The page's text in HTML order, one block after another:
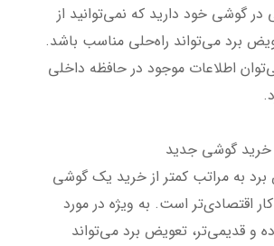
در گوشی خود دارید که نمی‌توانید از
برد می‌تواند راه‌حلی مناسب باشد.
اطلاعات موجود در حافظه داخلی
خرید گوشی جدید
برد به مراتب کمتر از خرید یک گوشی
اقتصادی‌تر است. به ویژه در مورد
و قدیمی‌تر، تعویض برد می‌تواند